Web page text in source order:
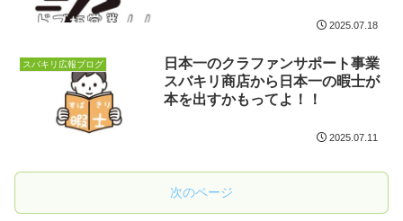
2025.07.18
スバキリ広報ブログ
日本一のクラファンサポート事業
スバキリ商店から日本一の暇士が
本を出すかもってよ！！
2025.07.11
次のページ